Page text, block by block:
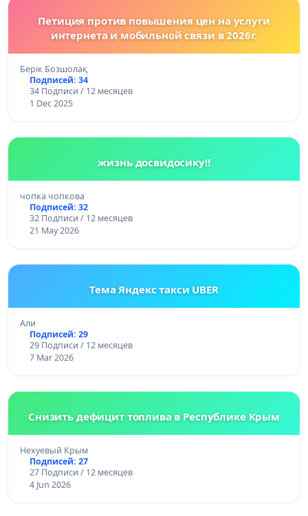
Петиция против повышения цен на услуги
интернета и мобильной связи в 2026г.
Берік Бозшолақ
Подписей: 34
34 Подписи / 12 месяцев
1 Dec 2025
жизнь досвидосику!!
чопка чопкова
Подписей: 32
32 Подписи / 12 месяцев
21 May 2026
Тема Яндекс такси UBER
Али
Подписей: 29
29 Подписи / 12 месяцев
7 Mar 2026
Снизить дефицит топлива в Республике Крым
Нехуевый Крым
Подписей: 27
27 Подписи / 12 месяцев
4 Jun 2026